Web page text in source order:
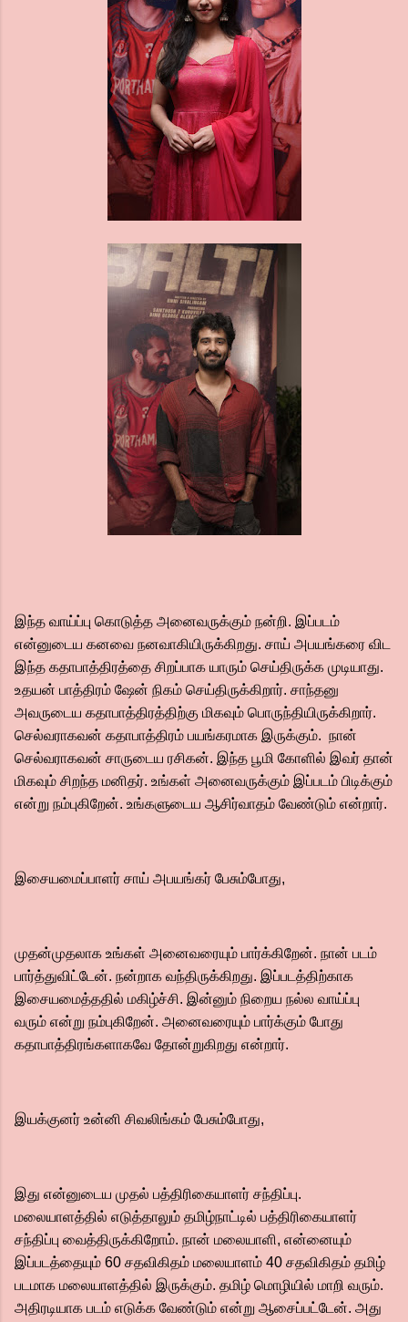
இந்த வாய்ப்பு கொடுத்த அனைவருக்கும் நன்றி. இப்படம்
என்னுடைய கனவை நனவாகியிருக்கிறது. சாய் அபயங்கரை விட
இந்த கதாபாத்திரத்தை சிறப்பாக யாரும் செய்திருக்க முடியாது.
உதயன் பாத்திரம் ஷேன் நிகம் செய்திருக்கிறார். சாந்தனு
அவருடைய கதாபாத்திரத்திற்கு மிகவும் பொருந்தியிருக்கிறார்.
செல்வராகவன் கதாபாத்திரம் பயங்கரமாக இருக்கும். நான்
செல்வராகவன் சாருடைய ரசிகன். இந்த பூமி கோளில் இவர் தான்
மிகவும் சிறந்த மனிதர். உங்கள் அனைவருக்கும் இப்படம் பிடிக்கும்
என்று நம்புகிறேன். உங்களுடைய ஆசிர்வாதம் வேண்டும் என்றார்.
இசையமைப்பாளர் சாய் அபயங்கர் பேசும்போது,
முதன்முதலாக உங்கள் அனைவரையும் பார்க்கிறேன். நான் படம்
பார்த்துவிட்டேன். நன்றாக வந்திருக்கிறது. இப்படத்திற்காக
இசையமைத்ததில் மகிழ்ச்சி. இன்னும் நிறைய நல்ல வாய்ப்பு
வரும் என்று நம்புகிறேன். அனைவரையும் பார்க்கும் போது
கதாபாத்திரங்களாகவே தோன்றுகிறது என்றார்.
இயக்குனர் உன்னி சிவலிங்கம் பேசும்போது,
இது என்னுடைய முதல் பத்திரிகையாளர் சந்திப்பு.
மலையாளத்தில் எடுத்தாலும் தமிழ்நாட்டில் பத்திரிகையாளர்
சந்திப்பு வைத்திருக்கிறோம். நான் மலையாளி, என்னையும்
இப்படத்தையும் 60 சதவிகிதம் மலையாளம் 40 சதவிகிதம் தமிழ்
படமாக மலையாளத்தில் இருக்கும். தமிழ் மொழியில் மாறி வரும்.
அதிரடியாக படம் எடுக்க வேண்டும் என்று ஆசைப்பட்டேன். அது